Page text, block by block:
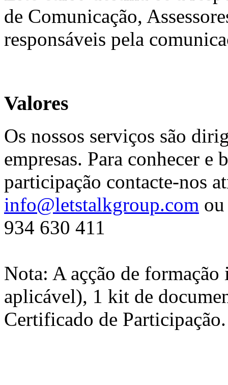
de Comunicação,
responsáveis pela
Valores
Os nossos serviços são
empresas. Para conhecer e
participação contacte-nos
info@letstalkgroup.com
934 630 411
Nota: A açção de
aplicável), 1 kit de
Certificado de Participação.